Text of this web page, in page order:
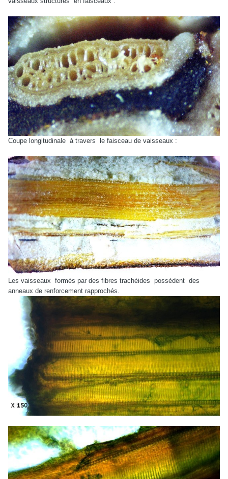
Coupe longitudinale à travers le faisceau de vaisseaux :
Les vaisseaux formés par des fibres trachéides possèdent des
anneaux de renforcement rapprochés.